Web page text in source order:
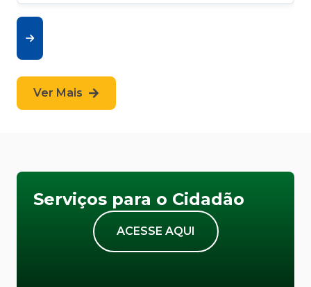
Ver Mais
Serviços para o Cidadão
ACESSE AQUI